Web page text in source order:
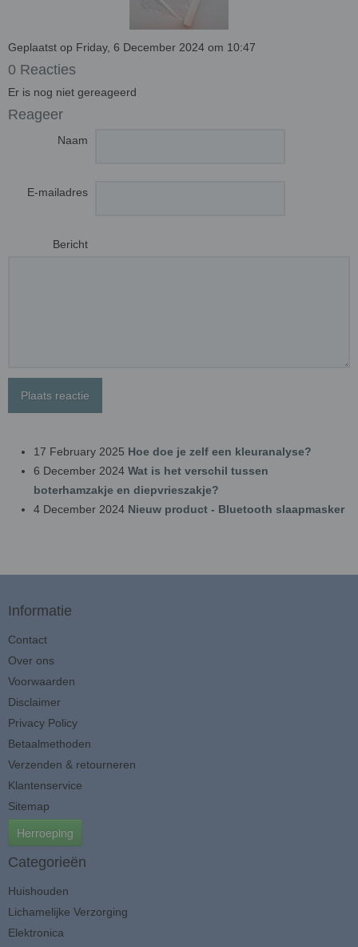
Geplaatst op Friday, 6 December 2024 om 10:47
0 Reacties
Er is nog niet gereageerd
Reageer
Naam
E-mailadres
Bericht
Plaats reactie
17 February 2025 Hoe doe je zelf een kleuranalyse?
6 December 2024 Wat is het verschil tussen
boterhamzakje en diepvrieszakje?
4 December 2024 Nieuw product - Bluetooth slaapmasker
Informatie
Contact
Over ons
Voorwaarden
Disclaimer
Privacy Policy
Betaalmethoden
Verzenden & retourneren
Klantenservice
Sitemap
Herroeping
Categorieën
Huishouden
Lichamelijke Verzorging
Elektronica